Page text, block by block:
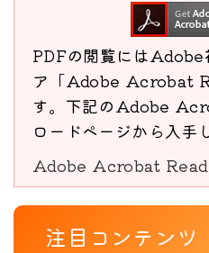
PDFの閲覧にはAdobe
ア「Adobe Acrobat
す。下記のAdobe
ロードページから入手
Adobe Acrobat
注目コンテンツ